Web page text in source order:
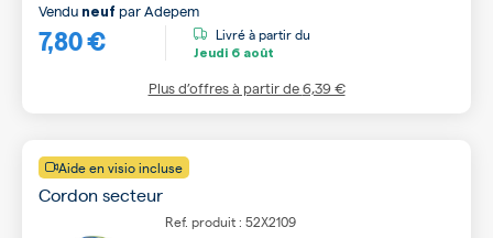
7,80 €
Vendu neuf parAdepem
Livré à partir du
Jeudi 6 août
Plus d’offres à partir de6,39 €
Aide en visio incluse
Cordon secteur
Ref. produit : 52X2109